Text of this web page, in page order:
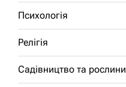
Психологія
Релігія
Садівництво та рослини